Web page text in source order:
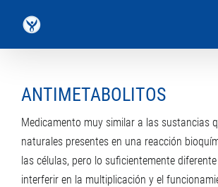
contenido
ANTIMETABOLITOS
Medicamento muy similar a las sustancias
naturales presentes en una reacción
las células, pero lo suficientemente
interferir en la multiplicación y el